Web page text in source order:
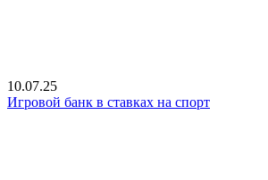
10.07.25
Игровой банк в ставках на спорт